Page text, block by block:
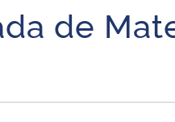
Central do Brasil
de